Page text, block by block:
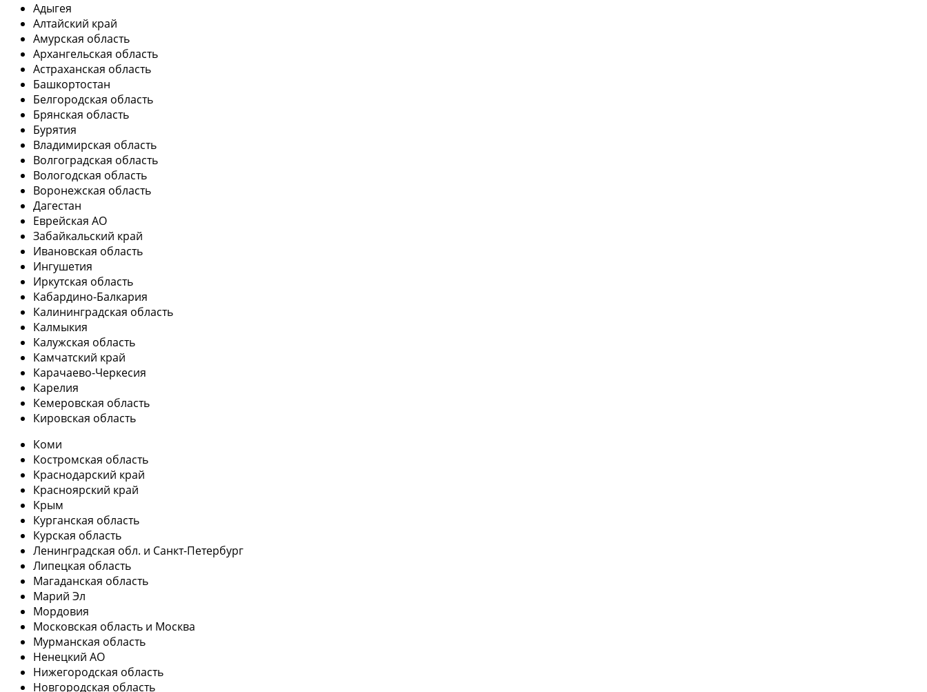
Адыгея
Алтайский край
Амурская область
Архангельская область
Астраханская область
Башкортостан
Белгородская область
Брянская область
Бурятия
Владимирская область
Волгоградская область
Вологодская область
Воронежская область
Дагестан
Еврейская АО
Забайкальский край
Ивановская область
Ингушетия
Иркутская область
Кабардино-Балкария
Калининградская область
Калмыкия
Калужская область
Камчатский край
Карачаево-Черкесия
Карелия
Кемеровская область
Кировская область
Коми
Костромская область
Краснодарский край
Красноярский край
Крым
Курганская область
Курская область
Ленинградская обл. и Санкт-Петербург
Липецкая область
Магаданская область
Марий Эл
Мордовия
Московская область и Москва
Мурманская область
Ненецкий АО
Нижегородская область
Новгородская область